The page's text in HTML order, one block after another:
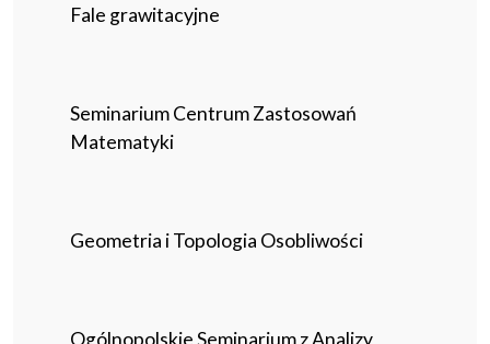
Fale grawitacyjne
Seminarium Centrum Zastosowań
Matematyki
Geometria i Topologia Osobliwości